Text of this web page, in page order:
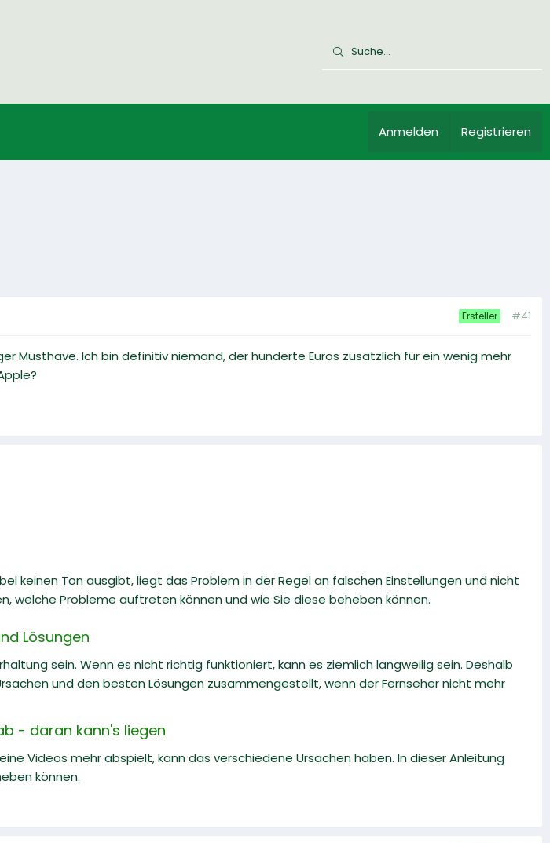
Anmelden Registrieren
Ersteller #41
Musthave. Ich bin definitiv niemand, der hunderte Euros zusätzlich für ein wenig mehr
keinen Ton ausgibt, liegt das Problem in der Regel an falschen Einstellungen und nicht
welche Probleme auftreten können und wie Sie diese beheben können.
Lösungen
sein. Wenn es nicht richtig funktioniert, kann es ziemlich langweilig sein. Deshalb
und den besten Lösungen zusammengestellt, wenn der Fernseher nicht mehr
- daran kann's liegen
Videos mehr abspielt, kann das verschiedene Ursachen haben. In dieser Anleitung
können.